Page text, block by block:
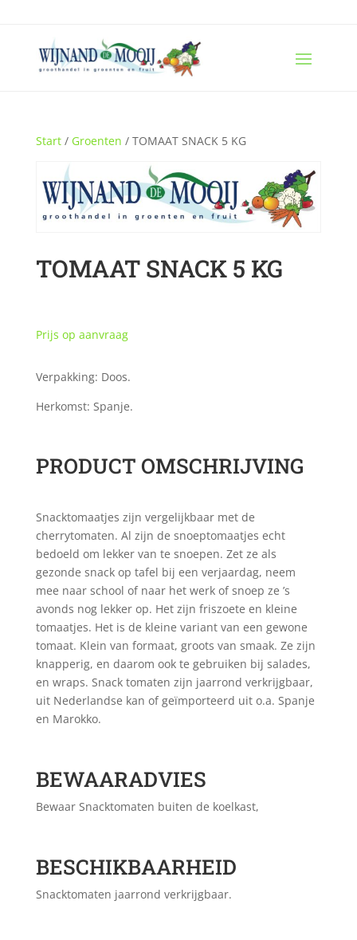
Start/ Groenten / TOMAAT SNACK 5 KG
TOMAAT SNACK 5 KG
Prijs op aanvraag
Verpakking: Doos.
Herkomst: Spanje.
PRODUCT OMSCHRIJVING
Snacktomaatjes zijn vergelijkbaar met de
cherrytomaten. Al zijn de snoeptomaatjes echt
bedoeld om lekker van te snoepen. Zet ze als
gezonde snack op tafel bij een verjaardag, neem
mee naar school of naar het werk of snoep ze ’s
avonds nog lekker op. Het zijn friszoete en kleine
tomaatjes. Het is de kleine variant van een gewone
tomaat. Klein van formaat, groots van smaak. Ze zijn
knapperig, en daarom ook te gebruiken bij salades,
en wraps. Snack tomaten zijn jaarrond verkrijgbaar,
uit Nederlandse kan of geïmporteerd uit o.a. Spanje
en Marokko.
BEWAARADVIES
Bewaar Snacktomaten buiten de koelkast,
BESCHIKBAARHEID
Snacktomaten jaarrond verkrijgbaar.